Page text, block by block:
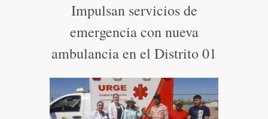
Comisiones
Secretarías
Impulsan servicios de
emergencia con nueva
ambulancia en el Distrito 01